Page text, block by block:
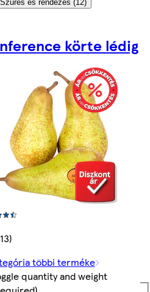
Szűrés és rendezés (12)
körte lédig
többi terméke
quantity and weight